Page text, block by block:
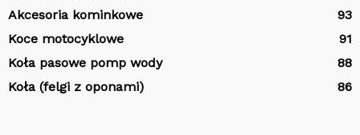
Akcesoria kominkowe
93
Koce motocyklowe
91
Koła pasowe pomp wody
88
Koła (felgi z oponami)
86